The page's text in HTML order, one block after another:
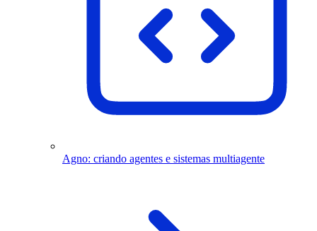
Agno: criando agentes e sistemas multiagente